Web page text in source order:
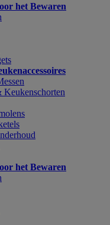
het Bewaren
het Bewaren